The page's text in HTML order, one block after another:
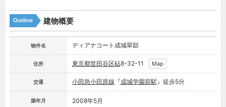
Outline 建物概要
物件名 ディアナコート成城翠邸
住所 東京都世田谷区砧8-32-11 Map
交通 小田急小田原線 『成城学園前駅 』徒歩5分
築年月 2008年5月